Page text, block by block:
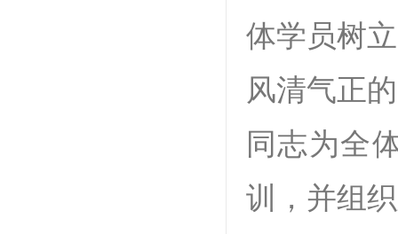
体学员树
风清气正
同志为全
训，并组